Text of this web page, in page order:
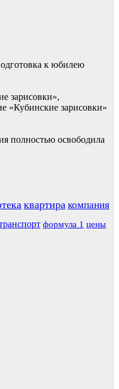
к юбилею
зарисовки»,
«Кубинские зарисовки»
полностью освободила
квартира компания
формула 1 цены